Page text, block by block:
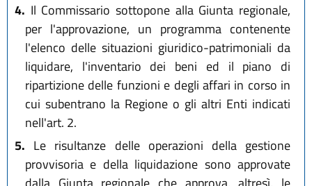
4. Il Commissario sottopone alla Giunta regionale,
per l'approvazione, un programma contenente
l'elenco delle situazioni giuridico-patrimoniali da
liquidare, l'inventario dei beni ed il piano di
ripartizione delle funzioni e degli affari in corso in
cui subentrano la Regione o gli altri Enti indicati
nell'art. 2.
5. Le risultanze delle operazioni della gestione
provvisoria e della liquidazione sono approvate